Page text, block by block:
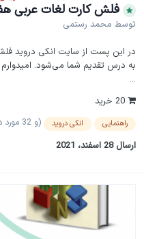
فلش کارت لغات عربی
توسطمحمد رستمی
در این پست از سایت انکی دروید
به درس تقدیم شما می‌شود. امیدوارم
...
20 خرید
راهنمایی انکی دروید (و 32 مورد دیگر)
ارسال 28 اسفند، 2021